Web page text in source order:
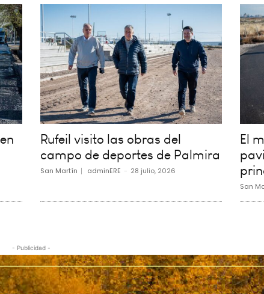
Rufeil visito las obras del
campo de deportes de Palmira
San Martín adminERE - 28 julio, 2026
El
San
- Publicidad -